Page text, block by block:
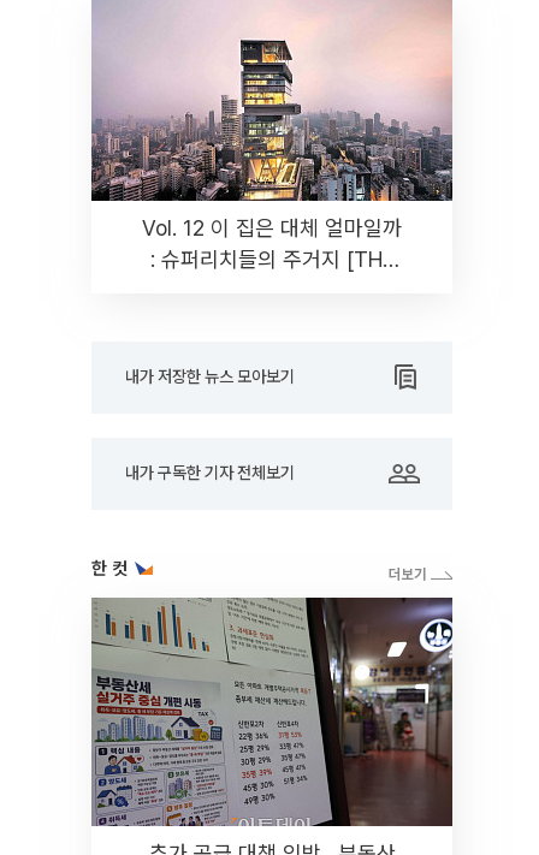
Vol. 12 이 집은 대체 얼마일까
: 슈퍼리치들의 주거지 [THE
내가 저장한 뉴스 모아보기
내가 구독한 기자 전체보기
한 컷